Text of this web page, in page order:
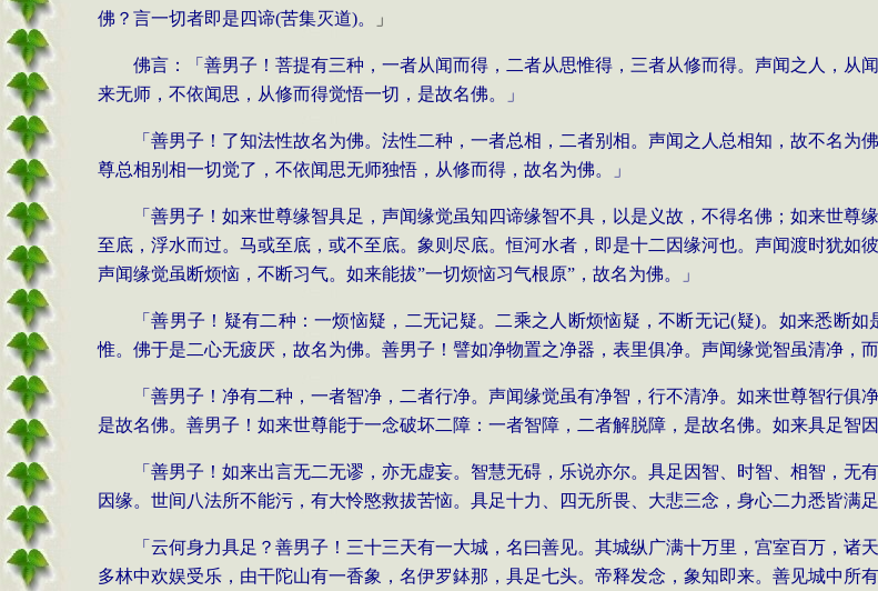
佛？言一切者即是四谛(苦集灭道)。 」
佛言：「善男子！菩提有三种，一者从闻而得，二者从思惟得，三者从修而得。声闻之人，从
来无师，不依闻思， 从修而得觉悟一切，是故名佛。」
「善男子！了知法性故名为佛。法性二种，一者总相，二者别相。声闻之人总相知，故不名为
尊总相别相一切觉了，不依闻思无师独悟，从修而得，故名为佛。」
「善男子！如来世尊缘智具足，声闻缘觉虽知四谛缘智不具，以是义故，不得名佛；如来世尊
至底，浮水而过。马或至底，或不至底。象则尽底。恒河水者，即是十二因缘河也。声闻渡时犹如
声闻缘觉虽断烦恼，不断习气。如来能拔”一切烦恼习气根原” ，故名为佛。」
「善男子！疑有二种：一烦恼疑，二无记疑。二乘之人断烦恼疑，不断无记(疑)。如来悉断如
惟。佛于是二心无疲厌，故名为佛。善男子！譬如净物置之净器，表里俱净。声闻缘觉智虽清净，
「善男子！净有二种，一者智净，二者行净。声闻缘觉虽有净智，行不清净。如来世尊智行俱
是故名佛。善男子！如来世尊能于一念破坏二障：一者智障，二者解脱障，是故名佛。如来具足智
「善男子！如来出言无二无谬，亦无虚妄。智慧无碍，乐说亦尔。具足因智 、时智、相智，无
因缘。世间 八法所不能污，有大怜愍救拔苦恼。具足十力、四无所畏、大悲三念，身心二力悉皆满足
「云何身力具足？善男子！三十三天有一大城，名曰善见。其城纵广满十万里，宫室百万， 诸
多林中欢娱受乐，由干陀山有一香象，名伊罗鉢那，具足七头。帝释发念，象知即来。善见城中所